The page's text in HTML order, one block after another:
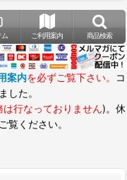
ム ご利用案内 商品検索
案内を必ずご覧下さい。
コ
した。
行なっておりません)。休
覧ください。